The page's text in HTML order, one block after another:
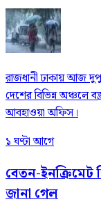
রাজধানী ঢাকায় আজ
দেশের বিভিন্ন অঞ্চলে
আবহাওয়া অফিস।
১ ঘণ্টা আগে
বেতন-ইনক্রিমেট
জানা গেল